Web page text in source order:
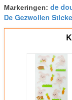
Markeringen: de
De Gezwollen